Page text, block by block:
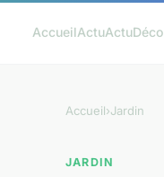
AccueilActuActuDéco
Accueil›Jardin
JARDIN